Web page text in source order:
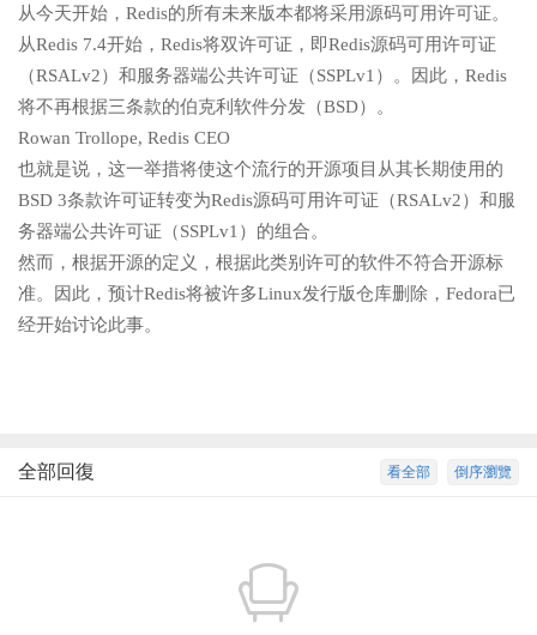
从今天开始，Redis的所有未来版本都将采用源码可用许可证。
从Redis 7.4开始，Redis将双许可证，即Redis源码可用许可证
（RSALv2）和服务器端公共许可证（SSPLv1）。因此，Redis
将不再根据三条款的伯克利软件分发（BSD）。
Rowan Trollope, Redis CEO
也就是说，这一举措将使这个流行的开源项目从其长期使用的
BSD 3条款许可证转变为Redis源码可用许可证（RSALv2）和服
务器端公共许可证（SSPLv1）的组合。
然而，根据开源的定义，根据此类别许可的软件不符合开源标
准。因此，预计Redis将被许多Linux发行版仓库删除，Fedora已
经开始讨论此事。
倒序瀏覽
看全部
全部回復